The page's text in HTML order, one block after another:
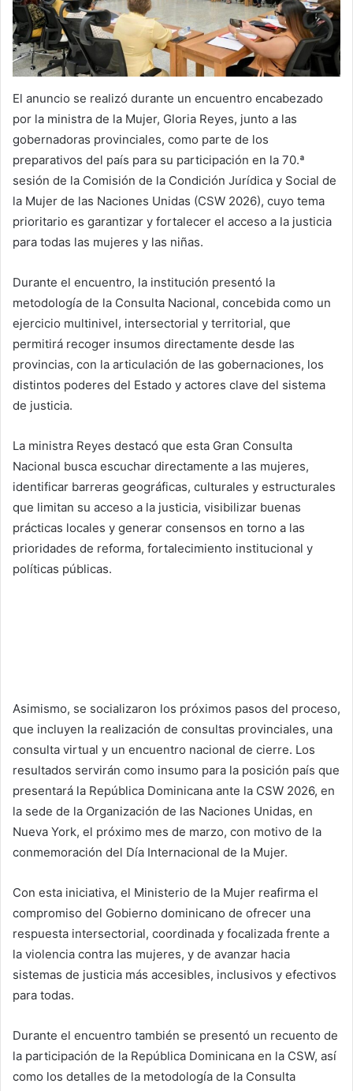
El anuncio se realizó durante un encuentro encabezado
por la ministra de la Mujer, Gloria Reyes, junto a las
gobernadoras provinciales, como parte de los
preparativos del país para su participación en la 70.ª
sesión de la Comisión de la Condición Jurídica y Social de
la Mujer de las Naciones Unidas (CSW 2026), cuyo tema
prioritario es garantizar y fortalecer el acceso a la justicia
para todas las mujeres y las niñas.
Durante el encuentro, la institución presentó la
metodología de la Consulta Nacional, concebida como un
ejercicio multinivel, intersectorial y territorial, que
permitirá recoger insumos directamente desde las
provincias, con la articulación de las gobernaciones, los
distintos poderes del Estado y actores clave del sistema
de justicia.
La ministra Reyes destacó que esta Gran Consulta
Nacional busca escuchar directamente a las mujeres,
identificar barreras geográficas, culturales y estructurales
que limitan su acceso a la justicia, visibilizar buenas
prácticas locales y generar consensos en torno a las
prioridades de reforma, fortalecimiento institucional y
políticas públicas.
Asimismo, se socializaron los próximos pasos del proceso,
que incluyen la realización de consultas provinciales, una
consulta virtual y un encuentro nacional de cierre. Los
resultados servirán como insumo para la posición país que
presentará la República Dominicana ante la CSW 2026, en
la sede de la Organización de las Naciones Unidas, en
Nueva York, el próximo mes de marzo, con motivo de la
conmemoración del Día Internacional de la Mujer.
Con esta iniciativa, el Ministerio de la Mujer reafirma el
compromiso del Gobierno dominicano de ofrecer una
respuesta intersectorial, coordinada y focalizada frente a
la violencia contra las mujeres, y de avanzar hacia
sistemas de justicia más accesibles, inclusivos y efectivos
para todas.
Durante el encuentro también se presentó un recuento de
la participación de la República Dominicana en la CSW, así
como los detalles de la metodología de la Consulta